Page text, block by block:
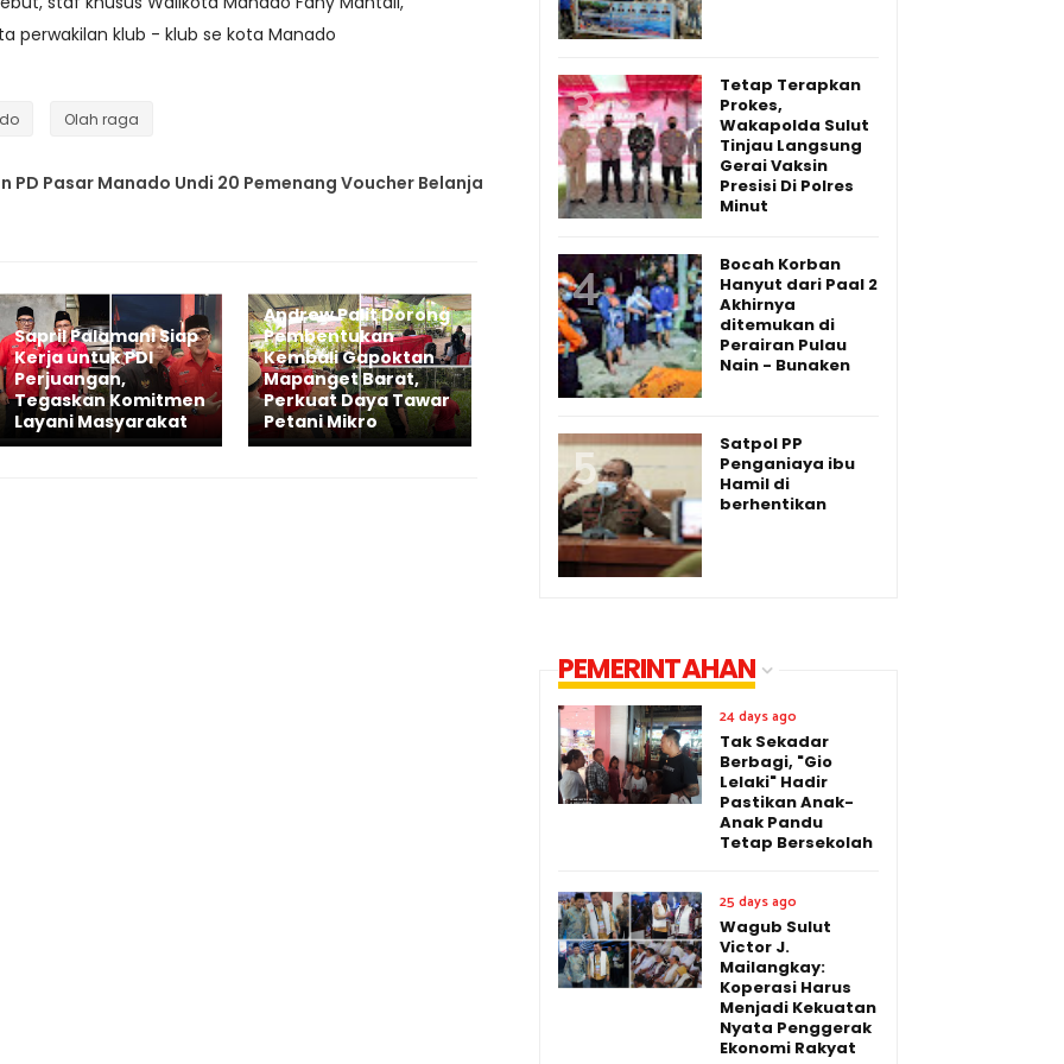
perwakilan klub - klub se kota Manado
Olah raga
PD Pasar Manado Undi 20 Pemenang Voucher Belanja
Sapril Palamani Siap
Kerja untuk PDI
Perjuangan,
Tegaskan Komitmen
Layani Masyarakat
Andrew Palit Dorong
Pembentukan
Kembali Gapoktan
Mapanget Barat,
Perkuat Daya Tawar
Petani Mikro
Tetap Terapkan
Prokes,
Wakapolda Sulut
Tinjau Langsung
Gerai Vaksin
Presisi Di Polres
Minut
Bocah Korban
Hanyut dari Paal 2
Akhirnya
ditemukan di
Perairan Pulau
Nain - Bunaken
Satpol PP
Penganiaya ibu
Hamil di
berhentikan
PEMERINTAHAN
24 days ago
Tak Sekadar
Berbagi, "Gio
Lelaki" Hadir
Pastikan Anak-
Anak Pandu
Tetap Bersekolah
25 days ago
Wagub Sulut
Victor J.
Mailangkay:
Koperasi Harus
Menjadi Kekuatan
Nyata Penggerak
Ekonomi Rakyat